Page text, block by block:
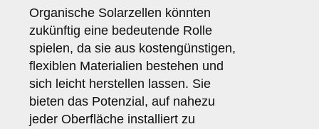
Organische Solarzellen könnten
zukünftig eine bedeutende Rolle
spielen, da sie aus kostengünstigen,
flexiblen Materialien bestehen und
sich leicht herstellen lassen. Sie
bieten das Potenzial, auf nahezu
jeder Oberfläche installiert zu